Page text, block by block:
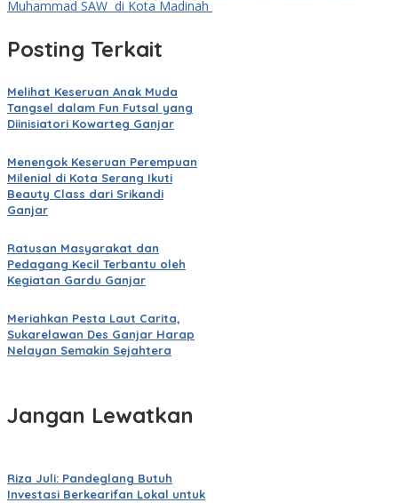
Muhammad SAW di Kota Madinah
Posting Terkait
Melihat Keseruan Anak Muda
Tangsel dalam Fun Futsal yang
Diinisiatori Kowarteg Ganjar
Menengok Keseruan Perempuan
Milenial di Kota Serang Ikuti
Beauty Class dari Srikandi
Ganjar
Ratusan Masyarakat dan
Pedagang Kecil Terbantu oleh
Kegiatan Gardu Ganjar
Meriahkan Pesta Laut Carita,
Sukarelawan Des Ganjar Harap
Nelayan Semakin Sejahtera
Jangan Lewatkan
Riza Juli: Pandeglang Butuh
Investasi Berkearifan Lokal untuk